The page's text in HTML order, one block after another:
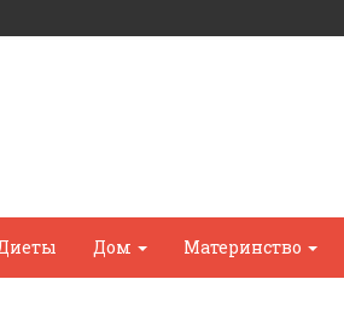
Дом Материнство